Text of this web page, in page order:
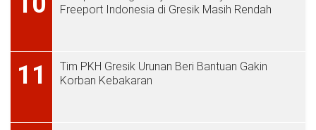
Freeport Indonesia di Gresik Masih Rendah
11
Tim PKH Gresik Urunan Beri Bantuan Gakin
Korban Kebakaran